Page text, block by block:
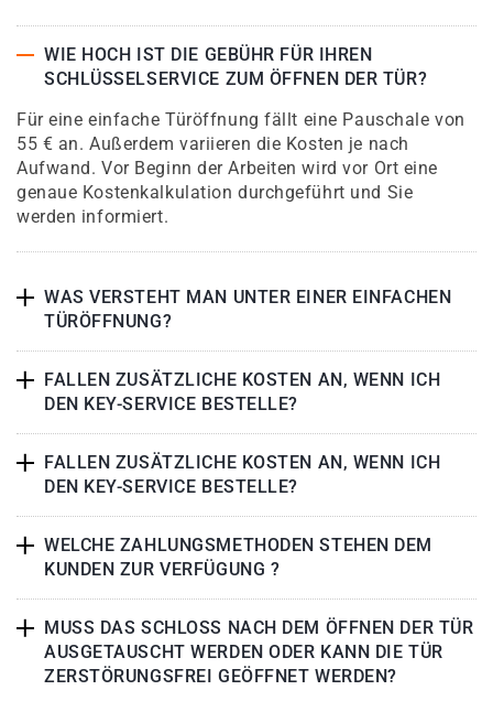
WIE HOCH IST DIE GEBÜHR FÜR IHREN
SCHLÜSSELSERVICE ZUM ÖFFNEN DER TÜR?
Für eine einfache Türöffnung fällt eine Pauschale von
55 € an. Außerdem variieren die Kosten je nach
Aufwand. Vor Beginn der Arbeiten wird vor Ort eine
genaue Kostenkalkulation durchgeführt und Sie
werden informiert.
WAS VERSTEHT MAN UNTER EINER EINFACHEN
TÜRÖFFNUNG?
FALLEN ZUSÄTZLICHE KOSTEN AN, WENN ICH
DEN KEY-SERVICE BESTELLE?
FALLEN ZUSÄTZLICHE KOSTEN AN, WENN ICH
DEN KEY-SERVICE BESTELLE?
WELCHE ZAHLUNGSMETHODEN STEHEN DEM
KUNDEN ZUR VERFÜGUNG ?
MUSS DAS SCHLOSS NACH DEM ÖFFNEN DER TÜR
AUSGETAUSCHT WERDEN ODER KANN DIE TÜR
ZERSTÖRUNGSFREI GEÖFFNET WERDEN?